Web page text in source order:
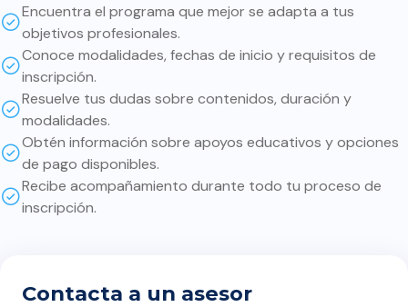
profundizar por nuestra
cuenta en cada uno de los
temas. Si bien muchas cosas
ya están implementadas,
entender cómo funcionan de
fondo ayuda a tomar mejores
decisiones sobre cómo usar
cada herramienta. Además:
Encuentra el programa que mejor se adapta a tus
objetivos profesionales.
Conoce modalidades, fechas de inicio y requisitos de
inscripción.
Resuelve tus dudas sobre contenidos, duración y
modalidades.
Obtén información sobre apoyos educativos y opciones
de pago disponibles.
Recibe acompañamiento durante todo tu proceso de
inscripción.
Contacta a un asesor